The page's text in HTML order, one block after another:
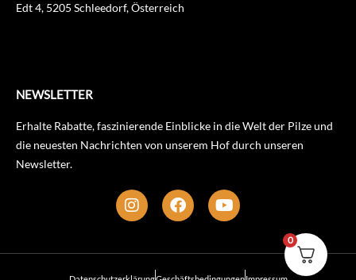
Edt 4, 5205 Schleedorf, Österreich
NEWSLETTER
Erhalte Rabatte, faszinierende Einblicke in die Welt der Pilze und
die neuesten Nachrichten von unserem Hof durch unseren
Newsletter.
0